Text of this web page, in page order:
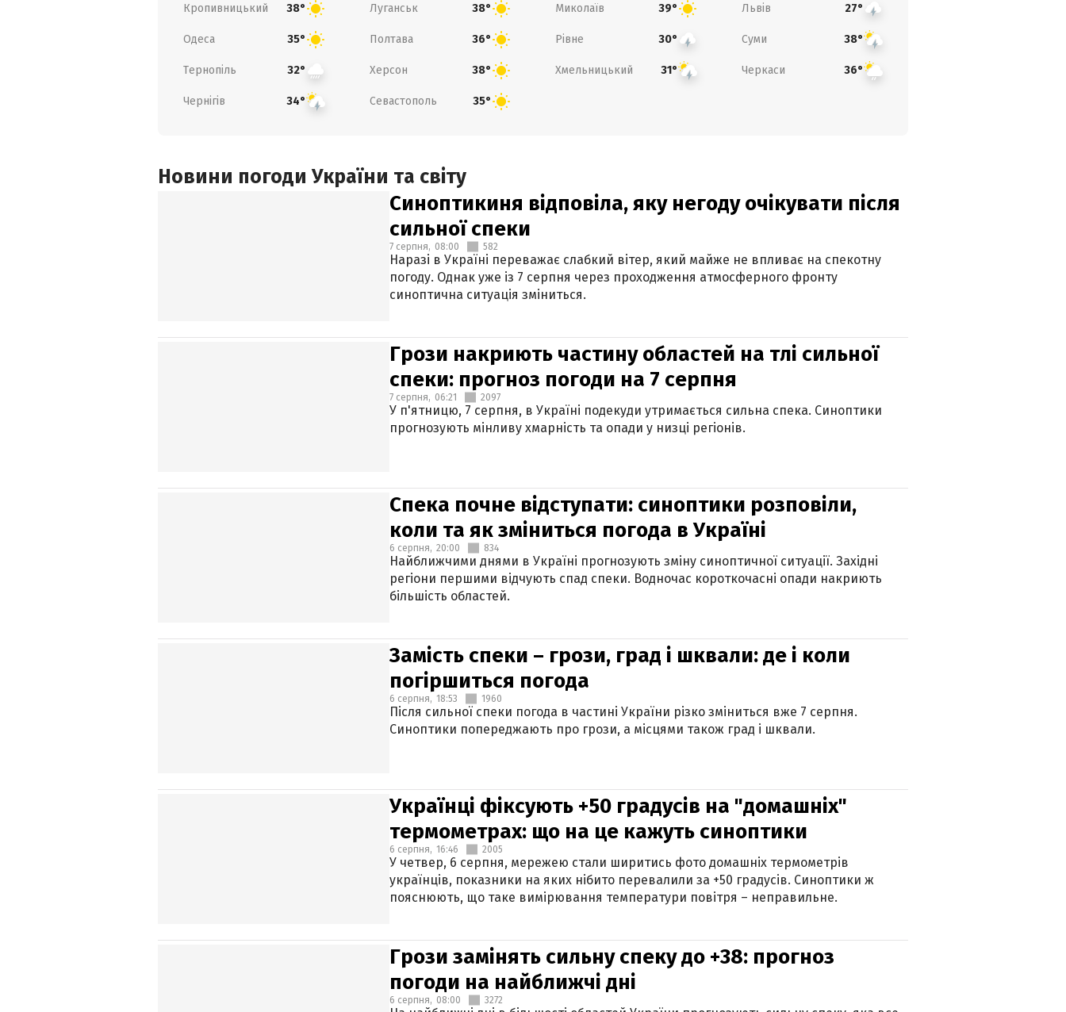
Кропивницький 38° Луганськ 38° Миколаїв 39° Львів 27°
Одеса 35° Полтава 36° Рівне 30° Суми 38°
Тернопіль 32° Херсон 38° Хмельницький 31° Черкаси 36°
Чернігів 34° Севастополь 35°
Новини погоди України та світу
Синоптикиня відповіла, яку негоду очікувати після
сильної спеки
7 серпня, 08:00 582
Наразі в Україні переважає слабкий вітер, який майже не впливає на спекотну
погоду. Однак уже із 7 серпня через проходження атмосферного фронту
синоптична ситуація зміниться.
Грози накриють частину областей на тлі сильної
спеки: прогноз погоди на 7 серпня
7 серпня, 06:21 2097
У п'ятницю, 7 серпня, в Україні подекуди утримається сильна спека. Синоптики
прогнозують мінливу хмарність та опади у низці регіонів.
Спека почне відступати: синоптики розповіли,
коли та як зміниться погода в Україні
6 серпня, 20:00 834
Найближчими днями в Україні прогнозують зміну синоптичної ситуації. Західні
регіони першими відчують спад спеки. Водночас короткочасні опади накриють
більшість областей.
Замість спеки – грози, град і шквали: де і коли
погіршиться погода
6 серпня, 18:53 1960
Після сильної спеки погода в частині України різко зміниться вже 7 серпня.
Синоптики попереджають про грози, а місцями також град і шквали.
Українці фіксують +50 градусів на "домашніх"
термометрах: що на це кажуть синоптики
6 серпня, 16:46 2005
У четвер, 6 серпня, мережею стали ширитись фото домашніх термометрів
українців, показники на яких нібито перевалили за +50 градусів. Синоптики ж
пояснюють, що таке вимірювання температури повітря – неправильне.
Грози замінять сильну спеку до +38: прогноз
погоди на найближчі дні
6 серпня, 08:00 3272